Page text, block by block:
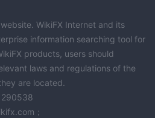
WikiFX Internet and its
information searching tool for
products, users should
laws and regulations of the
are located.
；